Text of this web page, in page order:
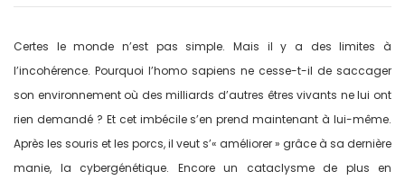
Certes le monde n’est pas simple. Mais il y a des limites à
l’incohérence. Pourquoi l’homo sapiens ne cesse-t-il de saccager
son environnement où des milliards d’autres êtres vivants ne lui ont
rien demandé ? Et cet imbécile s’en prend maintenant à lui-même.
Après les souris et les porcs, il veut s’« améliorer » grâce à sa dernière
manie, la cybergénétique. Encore un cataclysme de plus en